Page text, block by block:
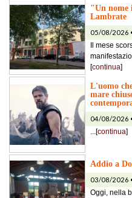
"Un nome
Lambrate
05/08/2026
Il mese
[continua]
L'uomo
mare
04/08/2026
...[continua]
Addio a
03/08/2026
Oggi, nella